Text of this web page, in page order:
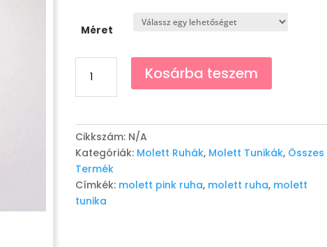
Méret
Tunika
"Bella"
Pink
mennyiség
Kosárba teszem
Cikkszám: N/A
Kategóriák: Molett Ruhák, Molett Tunikák, Összes
Termék
Címkék: molett pink ruha, molett ruha, molett
tunika